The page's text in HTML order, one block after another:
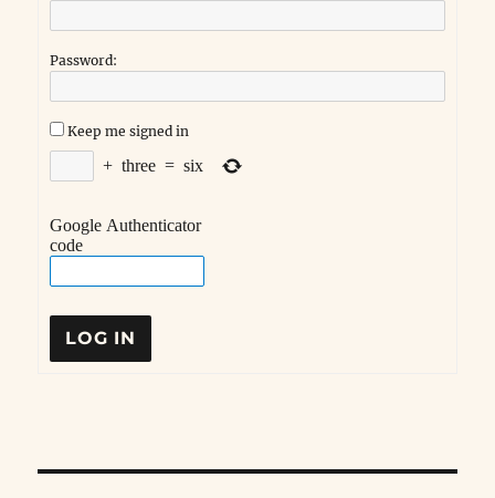
Password:
Keep me signed in
+ three = six
Google Authenticator
code
LOG IN